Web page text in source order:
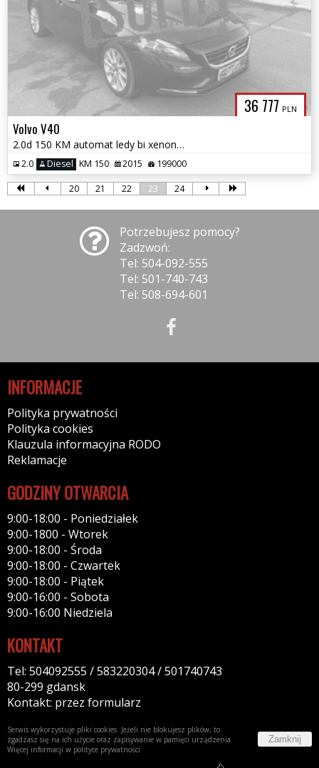
36 777 PLN
Volvo V40
2.0d 150 KM automat ledy bi xenon full serwis Navi kamera 1.r.gwaran
2.0 Diesel KM 150 2015 199000
20 21 22 23 24
Potrzebujesz pomocy?
Zadzwoń:
Tel: 504-092-555
Tel: 501-740-743
Tel: 508-694-601
INFORMACJE
Polityka prywatności
Polityka cookies
Klauzula informacyjna RODO
Reklamacje
GODZINY OTWARCIA
9:00-18:00 - Poniedziałek
9:00-1800 - Wtorek
9:00-18:00 - Środa
9:00-18:00 - Czwartek
9:00-18:00 - Piątek
9:00-16:00 - Sobota
9:00-16:00 Niedziela
KONTAKT
Tel: 504092555 / 583220304 / 501740743
80-299 gdansk
Kontakt: przez formularz
Serwis wykorzystuje pliki cookies. Jeżeli nie blokujesz plików, to
zgadzasz się na ich użycie oraz zapisywanie w pamięci urządzenia.
Więcej informacji w polityce prywatności
Zamknij